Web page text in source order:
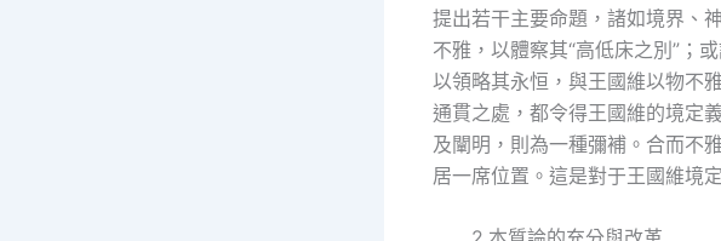
提出若干主要命題，諸如境界、
不雅，以體察其“高低床之別”；
以領略其永恒，與王國維以物不
通貫之處，都令得王國維的境定
及闡明，則為一種彌補。合而不
居一席位置。這是對于王國維境